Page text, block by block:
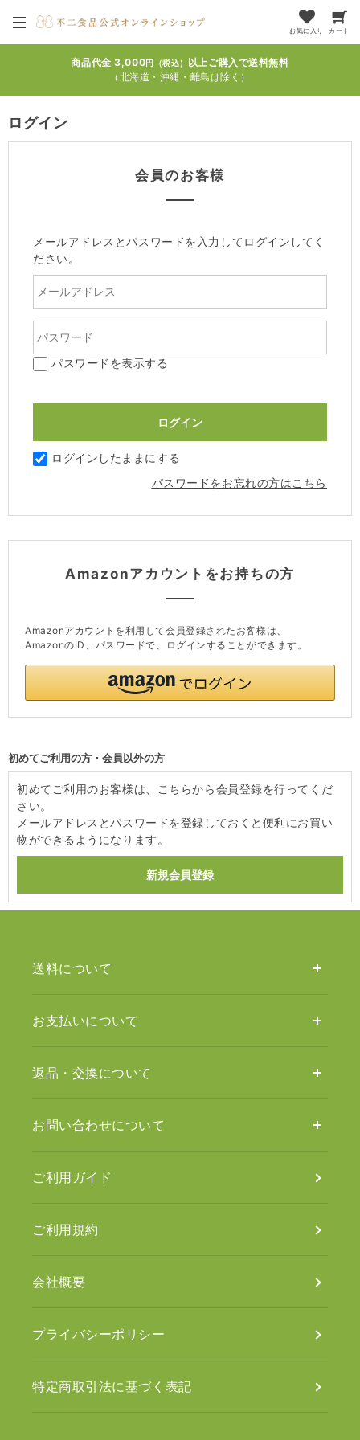
お気に入り カート
商品代金 3,000円（税込）
以上ご購入で送料無料
（北海道・沖縄・離島は除く）
ログイン
会員のお客様
メールアドレスとパスワードを入力してログインしてく
ださい。
パスワードを表示する
ログインしたままにする
パスワードをお忘れの方はこちら
Amazonアカウントをお持ちの方
Amazonアカウントを利用して会員登録されたお客様は、
AmazonのID、パスワードで、ログインすることができます。
初めてご利用の方・会員以外の方
初めてご利用のお客様は、こちらから会員登録を行ってくだ
さい。
メールアドレスとパスワードを登録しておくと便利にお買い
物ができるようになります。
送料について
お支払いについて
返品・交換について
お問い合わせについて
ご利用ガイド
ご利用規約
会社概要
プライバシーポリシー
特定商取引法に基づく表記